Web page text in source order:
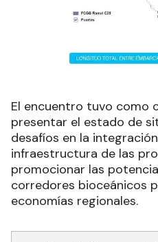
El encuentro tuvo como
presentar el estado de
desafíos en la
infraestructura de las
promocionar las
corredores bioceánicos
economías regionales.